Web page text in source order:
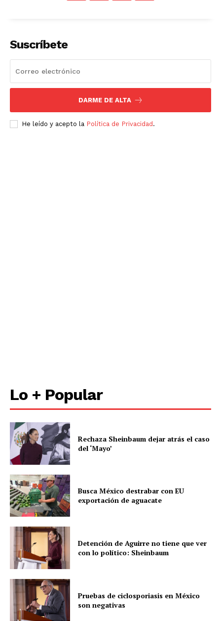
Suscríbete
DARME DE ALTA
He leído y acepto la Política de Privacidad .
Lo + Popular
Rechaza Sheinbaum dejar atrás el caso
del ‘Mayo’
Busca México destrabar con EU
exportación de aguacate
Detención de Aguirre no tiene que ver
con lo político: Sheinbaum
Pruebas de ciclosporiasis en México
son negativas